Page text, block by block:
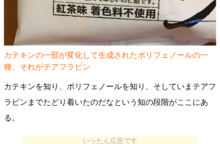
カテキンの一部が変化して生成されたポリフェノールの一
種、それがテアフラビン
カテキンを知り、ポリフェノールを知り、そしていまテアフ
ラビンまでたどり着いたのだなという知の段階がここにあ
る。
いったん広告です